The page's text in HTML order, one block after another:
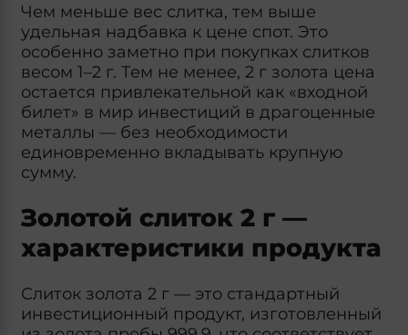
Чем меньше вес слитка, тем выше
удельная надбавка к цене спот. Это
особенно заметно при покупках слитков
весом 1–2 г. Тем не менее, 2 г золота цена
остается привлекательной как «входной
билет» в мир инвестиций в драгоценные
металлы — без необходимости
единовременно вкладывать крупную
сумму.
Золотой слиток 2 г —
характеристики продукта
Слиток золота 2 г — это стандартный
инвестиционный продукт, изготовленный